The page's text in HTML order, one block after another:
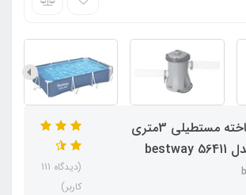
استخر پیش ساخته مستطیلی 3متری
(دیدگاه 111
کاربر)